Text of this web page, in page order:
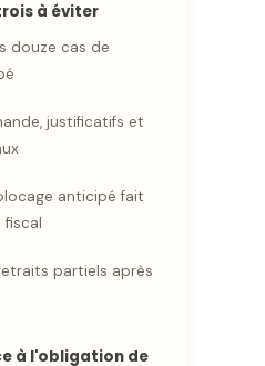
à éviter
douze cas de
justificatifs et
anticipé fait
fiscal
partiels après
à l'obligation de